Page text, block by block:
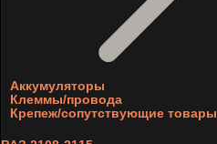
Аккумуляторы
Клеммы/провода
Крепеж/сопутствующие товары